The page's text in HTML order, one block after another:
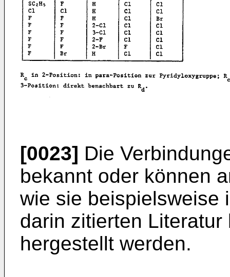
[0023] Die
bekannt oder können
wie sie beispielsweise
darin zitierten
hergestellt werden.